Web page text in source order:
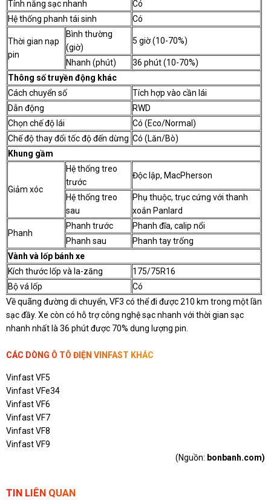
Tính năng sạc nhanh
Có
Hệ thống phanh tái sinh
Có
Thời gian nạp
pin
Bình thường
(giờ)
5 giờ (10-70%)
Nhanh (phút)
36 phút (10-70%)
Thông số truyền động khác
Cách chuyển số
Tích hợp vào cần lái
Dẫn động
RWD
Chọn chế độ lái
Có (Eco/Normal)
Chế độ thay đổi tốc độ đến dừng Có (Lăn/Bò)
Khung gầm
Giảm xóc
Hệ thống treo
trước
Độc lập, MacPherson
Hệ thống treo
sau
Phụ thuộc, trục cứng với thanh
xoắn Panlard
Phanh
Phanh trước
Phanh đĩa, calip nổi
Phanh sau
Phanh tay trống
Vành và lốp bánh xe
Kích thước lốp và la-zăng
175/75R16
Bộ vá lốp
Có
Về quãng đường di chuyển, VF3 có thể đi được 210 km trong một lần
sạc đầy. Xe còn có hỗ trợ công nghệ sạc nhanh với thời gian sạc
nhanh nhất là 36 phút được 70% dung lượng pin.
CÁC DÒNG Ô TÔ ĐIỆN VINFAST KHÁC
Vinfast VF5
Vinfast VFe34
Vinfast VF6
Vinfast VF7
Vinfast VF8
Vinfast VF9
(Nguồn: bonbanh.com)
TIN LIÊN QUAN